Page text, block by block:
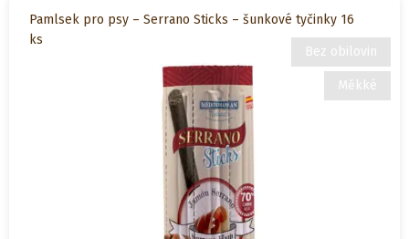
Bez obilovin
Měkké
Pamlsek pro psy – Serrano Sticks – šunkové tyčinky 16
ks